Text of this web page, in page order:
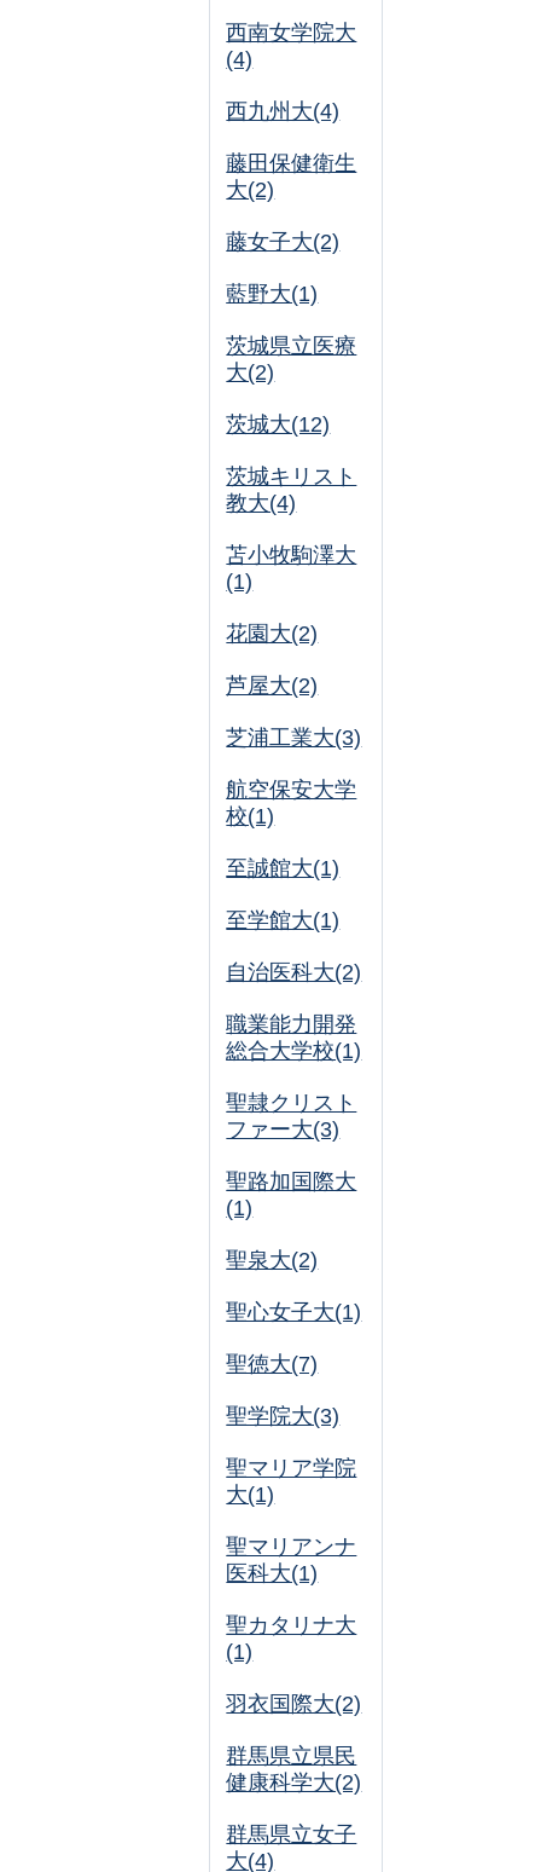
西南女学院大
(4)
西九州大(4)
藤田保健衛生
大(2)
藤女子大(2)
藍野大(1)
茨城県立医療
大(2)
茨城大(12)
茨城キリスト
教大(4)
苫小牧駒澤大
(1)
花園大(2)
芦屋大(2)
芝浦工業大(3)
航空保安大学
校(1)
至誠館大(1)
至学館大(1)
自治医科大(2)
職業能力開発
総合大学校(1)
聖隷クリスト
ファー大(3)
聖路加国際大
(1)
聖泉大(2)
聖心女子大(1)
聖徳大(7)
聖学院大(3)
聖マリア学院
大(1)
聖マリアンナ
医科大(1)
聖カタリナ大
(1)
羽衣国際大(2)
群馬県立県民
健康科学大(2)
群馬県立女子
大(4)